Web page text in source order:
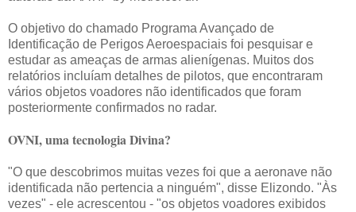
O objetivo do chamado Programa Avançado de
Identificação de Perigos Aeroespaciais foi pesquisar e
estudar as ameaças de armas alienígenas. Muitos dos
relatórios incluíam detalhes de pilotos, que encontraram
vários objetos voadores não identificados que foram
posteriormente confirmados no radar.
OVNI, uma tecnologia Divina?
"O que descobrimos muitas vezes foi que a aeronave não
identificada não pertencia a ninguém", disse Elizondo. "Às
vezes" - ele acrescentou - "os objetos voadores exibidos